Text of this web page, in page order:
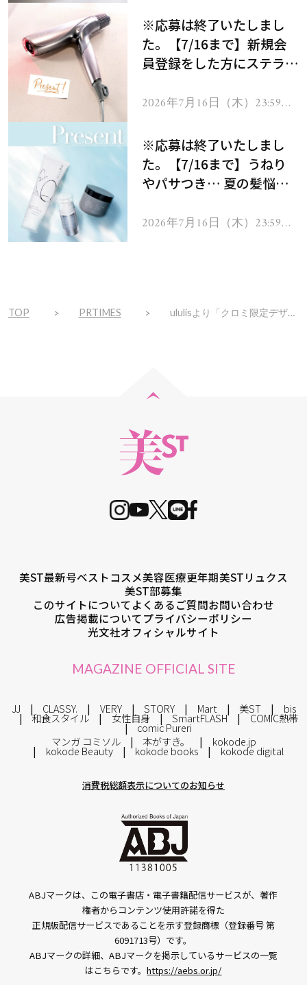
※応募は終了いたしまし
た。【7/16まで】新規会
員登録をした方にステラボ
ヘアドライヤー ジュエル
2026年7月16日（木）23:59ま
※応募は終了いたしまし
た。【7/16まで】うねり
やパサつき… 夏の髪悩み
ムを13名様にプレゼン
2026年7月16日（木）23:59ま
TOP PRTIMES ululisより「クロミ限定デザイン」が2024年10月28日（月）から数量限定で発売！
美ST最新号ベストコスメ美容医療更年期美STリュクス
美ST部募集
このサイトについてよくあるご質問お問い合わせ
広告掲載についてプライバシーポリシー
光文社オフィシャルサイト
MAGAZINE OFFICIAL SITE
JJ CLASSY. VERY STORY Mart 美ST bis
和食スタイル 女性自身 SmartFLASH COMIC熱帯
comic Pureri
マンガ コミソル
本がすき。 kokode.jp
kokode Beauty kokode books kokode digital
消費税総額表示についてのお知らせ
ABJマークは、この電子書店・電子書籍配信サービスが、著作
権者からコンテンツ使用許諾を得た
正規版配信サービスであることを示す登録商標（登録番号 第
6091713号）です。
ABJマークの詳細、ABJマークを掲示しているサービスの一覧
はこちらです。https://aebs.or.jp/